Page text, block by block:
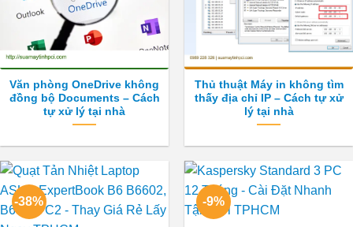
Văn phòng OneDrive không
đồng bộ Documents – Cách
tự xử lý tại nhà
Thủ thuật Máy in không tìm
thấy địa chỉ IP – Cách tự xử
lý tại nhà
-38% -9%